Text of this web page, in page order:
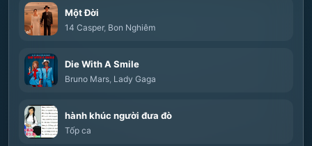
Một Đời
14 Casper, Bon Nghiêm
Die With A Smile
Bruno Mars, Lady Gaga
hành khúc người đưa đò
Tốp ca